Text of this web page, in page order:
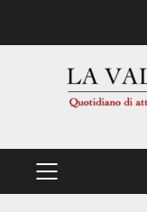
PRIMÄRES